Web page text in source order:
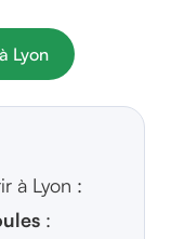
Lyon
à Lyon :
: